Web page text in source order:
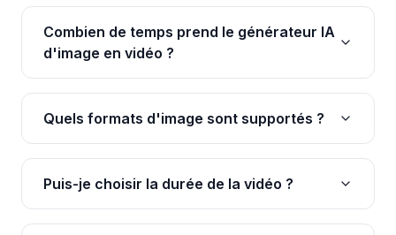
Combien de temps prend le générateur IA
d'image en vidéo ?
Quels formats d'image sont supportés ?
Puis-je choisir la durée de la vidéo ?